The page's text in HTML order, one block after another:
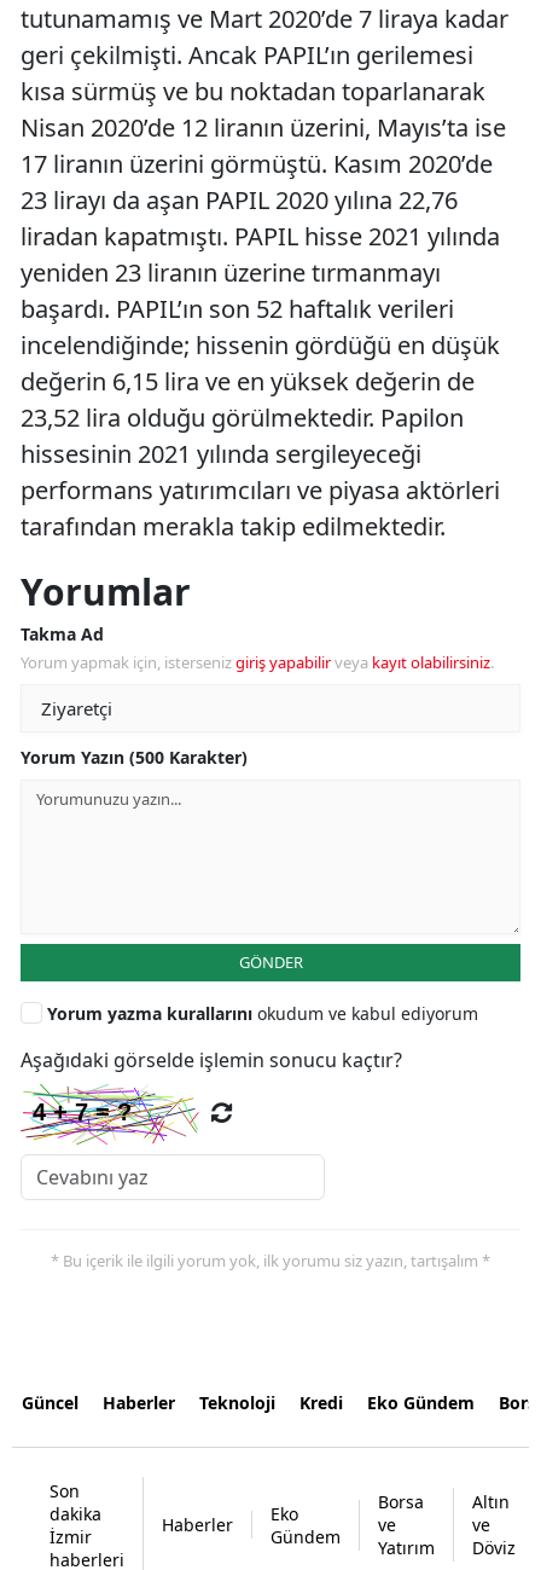
tutunamamış ve Mart 2020’de 7 liraya kadar
geri çekilmişti. Ancak PAPIL’ın gerilemesi
kısa sürmüş ve bu noktadan toparlanarak
Nisan 2020’de 12 liranın üzerini, Mayıs’ta ise
17 liranın üzerini görmüştü. Kasım 2020’de
23 lirayı da aşan PAPIL 2020 yılına 22,76
liradan kapatmıştı. PAPIL hisse 2021 yılında
yeniden 23 liranın üzerine tırmanmayı
başardı. PAPIL’ın son 52 haftalık verileri
incelendiğinde; hissenin gördüğü en düşük
değerin 6,15 lira ve en yüksek değerin de
23,52 lira olduğu görülmektedir. Papilon
hissesinin 2021 yılında sergileyeceği
performans yatırımcıları ve piyasa aktörleri
tarafından merakla takip edilmektedir.
Yorumlar
Takma Ad
Yorum yapmak için, istersenizgiriş yapabilirveya kayıt olabilirsiniz.
Yorum Yazın (500 Karakter)
GÖNDER
Yorum yazma kurallarını okudum ve kabul ediyorum
Aşağıdaki görselde işlemin sonucu kaçtır?
* Bu içerik ile ilgili yorum yok, ilk yorumu siz yazın, tartışalım *
Güncel Haberler Teknoloji Kredi Eko Gündem
Son
dakika
İzmir
haberleri
Haberler
Eko
Gündem
Borsa
ve
Yatırım
Altın
ve
Döviz